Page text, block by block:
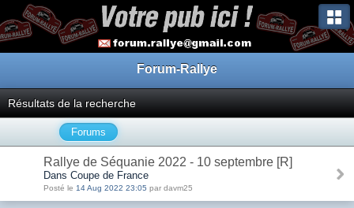
Forum-Rallye
Résultats de la recherche
Forums
Rallye de Séquanie 2022 - 10 septembre [R]
Dans Coupe de France
Posté le 14 Aug 2022 23:05 par davm25